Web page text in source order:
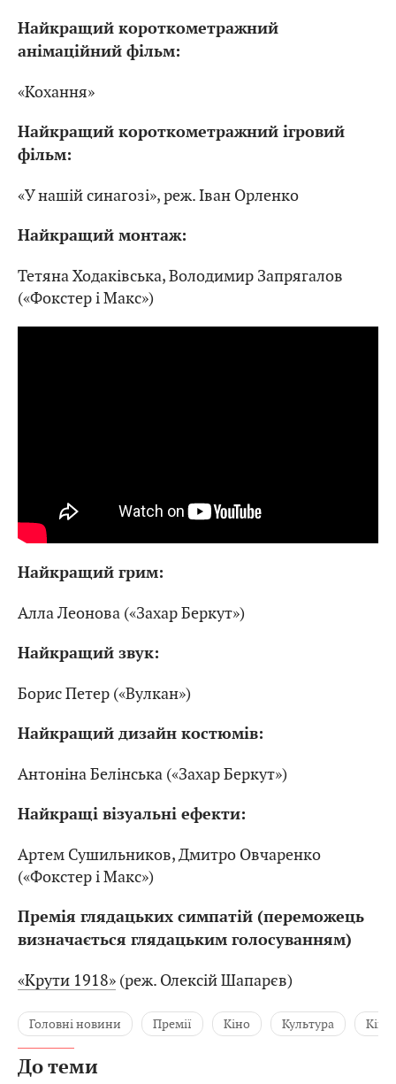
Найкращий короткометражний
анімаційний фільм:
«Кохання»
Найкращий короткометражний ігровий
фільм:
«У нашій синагозі», реж. Іван Орленко
Найкращий монтаж:
Тетяна Ходаківська, Володимир Запрягалов
(«Фокстер і Макс»)
Найкращий грим:
Алла Леонова («Захар Беркут»)
Найкращий звук:
Борис Петер («Вулкан»)
Найкращий дизайн костюмів:
Антоніна Белінська («Захар Беркут»)
Найкращі візуальні ефекти:
Артем Сушильников, Дмитро Овчаренко
(«Фокстер і Макс»)
Премія глядацьких симпатій (переможець
визначається глядацьким голосуванням)
«Крути 1918» (реж. Олексій Шапарєв)
Головні новини Премії Кіно Культура
До теми